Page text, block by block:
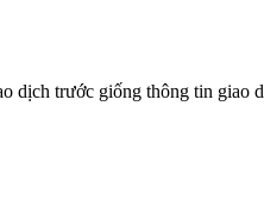
dịch trước giống thông tin giao